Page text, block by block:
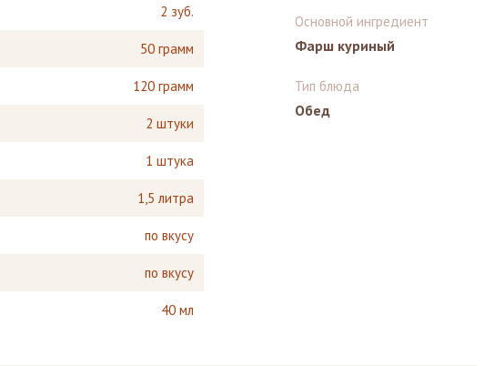
2 зуб.
50 грамм
120 грамм
2 штуки
1 штука
1,5 литра
по вкусу
по вкусу
40 мл
Основной ингредиент
Фарш куриный
Тип блюда
Обед